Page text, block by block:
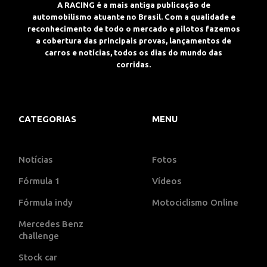
A RACING é a mais antiga publicação de
automobilismo atuante no Brasil. Com a qualidade e
reconhecimento de todo o mercado e pilotos fazemos
a cobertura das principais provas, lançamentos de
carros e notícias, todos os dias do mundo das
corridas.
CATEGORIAS
Notícias
Fórmula 1
Fórmula indy
Mercedes Benz
challenge
Stock car
MENU
Fotos
Vídeos
Motociclismo Online